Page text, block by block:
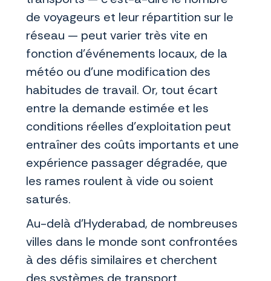
de voyageurs et leur répartition sur le
réseau — peut varier très vite en
fonction d’événements locaux, de la
météo ou d’une modification des
habitudes de travail. Or, tout écart
entre la demande estimée et les
conditions réelles d’exploitation peut
entraîner des coûts importants et une
expérience passager dégradée, que
les rames roulent à vide ou soient
saturés.
Au-delà d’Hyderabad, de nombreuses
villes dans le monde sont confrontées
à des défis similaires et cherchent